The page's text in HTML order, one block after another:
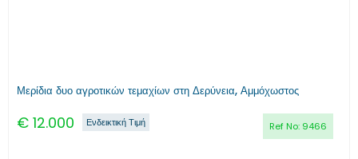
Μερίδια δυο αγροτικών τεμαχίων στη Δερύνεια, Αμμόχωστος
€ 12.000 Ref No: 9466
Ενδεικτική Τιμή